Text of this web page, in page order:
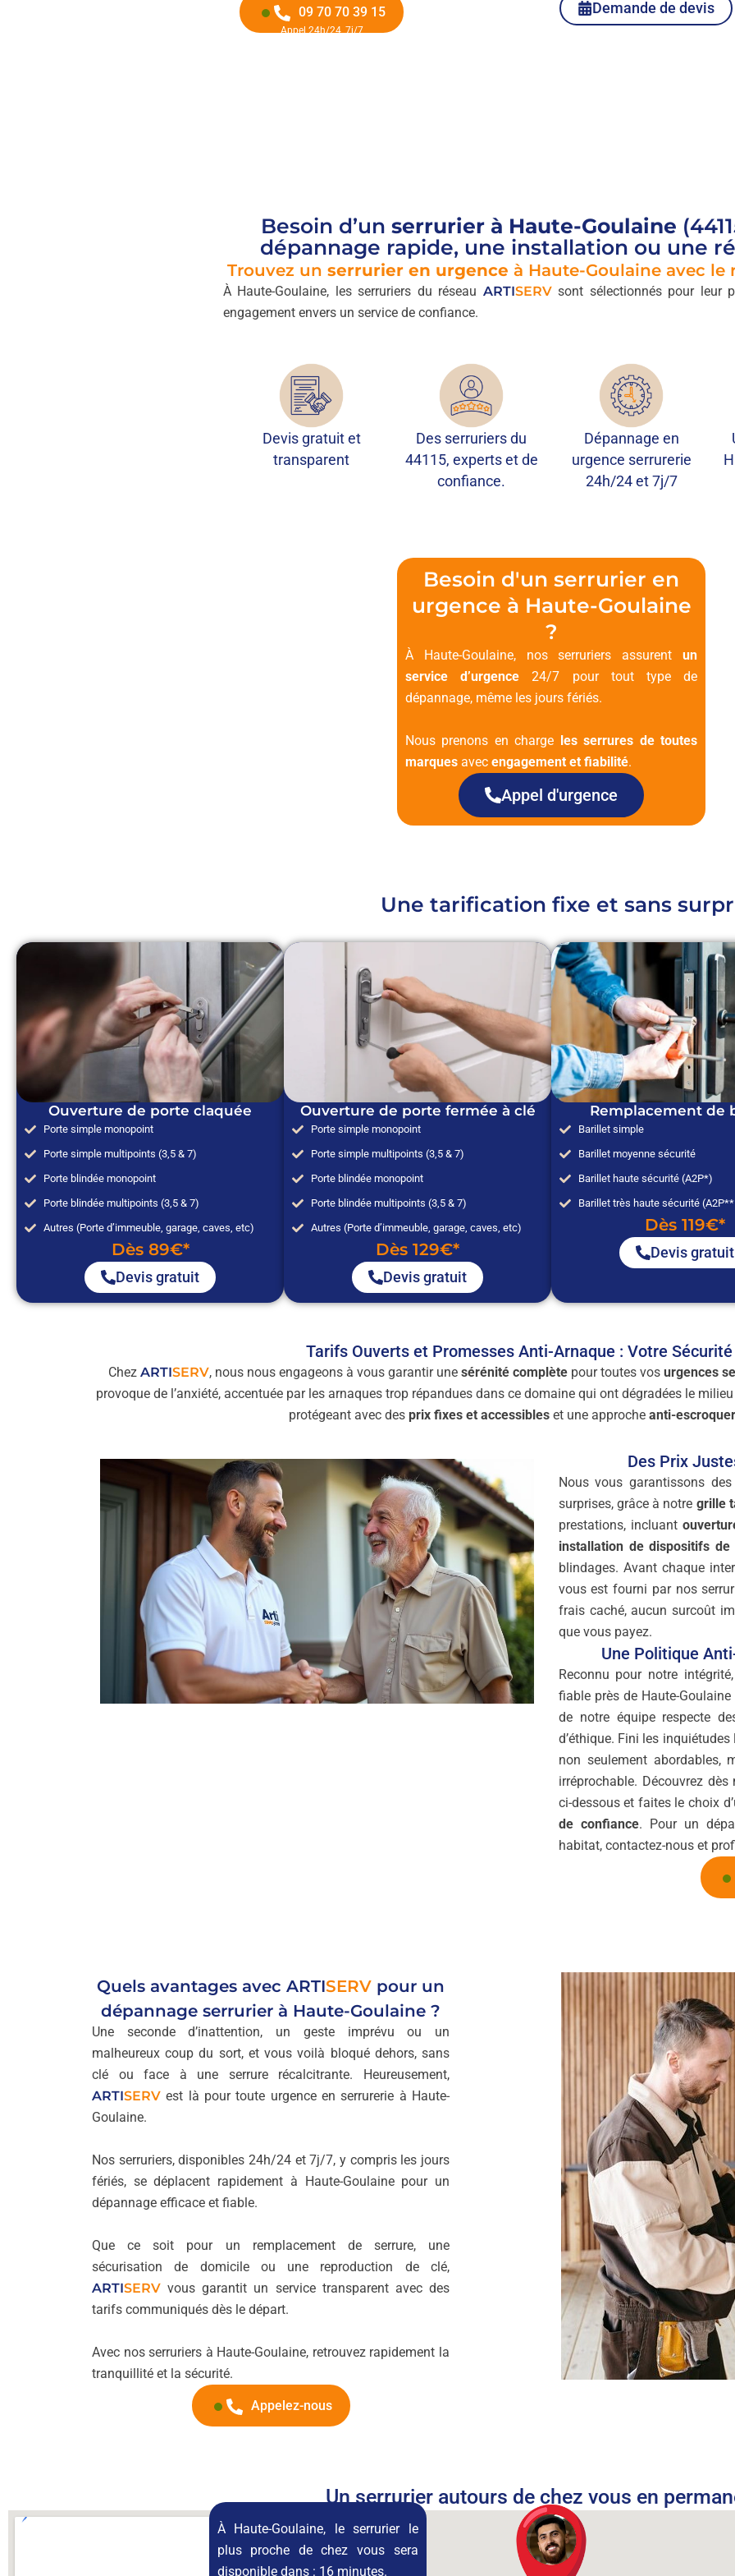
09 70 70 39 15
Appel 24h/24, 7j/7
Demande de devis
Besoin d’un serrurier à Haute-Goulaine
dépannage rapide, une installation ou une
Trouvez un serrurier en urgence à Haute-Goulaine avec le
À Haute-Goulaine, les serruriers du réseau ARTISERVsont sélectionnés pour leur
engagement envers un service de confiance.
Devis gratuit et
transparent
Des serruriers du
44115, experts et de
confiance.
Dépannage en
urgence serrurerie
24h/24 et 7j/7
Besoin d'un serrurier en
urgence à Haute-Goulaine
?
À Haute-Goulaine, nos serruriers assurentun
service d’urgence 24/7 pour tout type de
dépannage, même les jours fériés.
Nous prenons en charge les serrures de toutes
marquesavec engagement et fiabilité.
Appel d'urgence
Une tarification fixe et sans
Ouverture de porte claquée
Porte simple monopoint
Porte simple multipoints (3,5 & 7)
Porte blindée monopoint
Porte blindée multipoints (3,5 & 7)
Autres (Porte d’immeuble, garage, caves, etc)
Dès 89€*
Devis gratuit
Ouverture de porte fermée à clé
Porte simple monopoint
Porte simple multipoints (3,5 & 7)
Porte blindée monopoint
Porte blindée multipoints (3,5 & 7)
Autres (Porte d’immeuble, garage, caves, etc)
Dès 129€*
Devis gratuit
Remplacement de
Barillet simple
Barillet moyenne sécurité
Barillet haute sécurité (A2P*)
Barillet très haute sécurité
Dès 119€*
Devis gratuit
Tarifs Ouverts et Promesses Anti-Arnaque : Votre
Chez ARTISERV, nous nous engageons à vous garantir une sérénité complète pour toutes vos urgences
provoque de l’anxiété, accentuée par les arnaques trop répandues dans ce domaine qui ont dégradées le
protégeant avec des prix fixes et accessibles et une approche anti-
Des Prix
Nous vous garantissons
surprises, grâce à notre grille
prestations, incluant
installation de dispositifs de
blindages. Avant chaque
vous est fourni par nos
frais caché, aucun surcoût
que vous payez.
Une Politique
Reconnu pour notre
fiable près de Haute-
de notre équipe respecte
d’éthique. Fini les
non seulement abordables,
irréprochable. Découvrez
ci-dessous et faites le choix
de confiance. Pour un
habitat, contactez-nous et
Quels avantages avec ARTISERV pour un
dépannage serrurier à Haute-Goulaine ?
Une seconde d’inattention, un geste imprévu ou un
malheureux coup du sort, et vous voilà bloqué dehors, sans
clé ou face à une serrure récalcitrante. Heureusement,
ARTISERV est là pour toute urgence en serrurerie à Haute-
Goulaine.
Nos serruriers, disponibles 24h/24 et 7j/7, y compris les jours
fériés, se déplacent rapidement à Haute-Goulaine pour un
dépannage efficace et fiable.
Que ce soit pour un remplacement de serrure, une
sécurisation de domicile ou une reproduction de clé,
ARTISERV vous garantit un service transparent avec des
tarifs communiqués dès le départ.
Avec nos serruriers à Haute-Goulaine, retrouvez rapidement la
tranquillité et la sécurité.
Appelez-nous
Un serrurier autours de chez vous en
À Haute-Goulaine, le serrurier le
plus proche de chez vous sera
disponible dans : 16 minutes.